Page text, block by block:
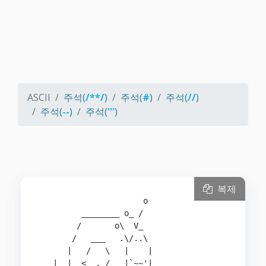
ASCII 주석(/**/) 주석(#) 주석(//)
주석(--) 주석(''')
                      o
         ________ o_ /
        /       o\  V_
       /   ___   .\/..\
      |   /   \   |    |
_ |  |  <  ._/ _ |`~~'|
복제